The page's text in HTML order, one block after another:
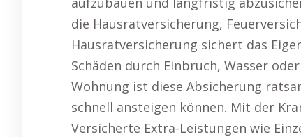
die Hausratversicherung,
Hausratversicherung sichert das
Schäden durch Einbruch, Wasser
Wohnung ist diese Absicherung
schnell ansteigen können. Mit der
Versicherte Extra-Leistungen wie